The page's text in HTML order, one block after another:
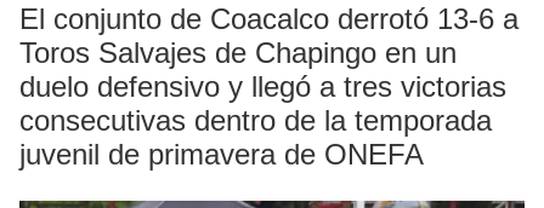
El conjunto de Coacalco derrotó 13-6 a
Toros Salvajes de Chapingo en un
duelo defensivo y llegó a tres victorias
consecutivas dentro de la temporada
juvenil de primavera de ONEFA